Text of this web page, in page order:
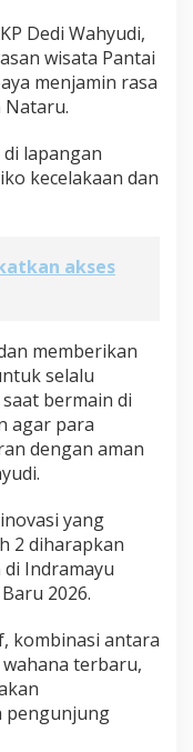
Dedi Wahyudi,
wisata Pantai
menjamin rasa
Nataru.
lapangan
kecelakaan dan
akses
memberikan
selalu
bermain di
agar para
dengan aman
yang
2 diharapkan
Indramayu
2026.
kombinasi antara
terbaru,
pengunjung